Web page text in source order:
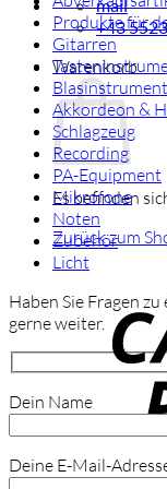
mail
+43
Warenkorb
Es befinden
Zurück zum
Produkte für
Gitarren
Akkordeon &
Schlagzeug
Recording
PA-Equipment
Mikrofone
Noten
Zubehör
Licht
Haben Sie Fragen
gerne weiter.
Dein Name
Deine E-Mail-